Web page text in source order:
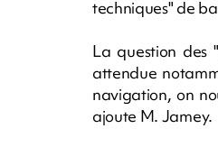
techniques" de
La question des
attendue
navigation, on
ajoute M. Jamey.